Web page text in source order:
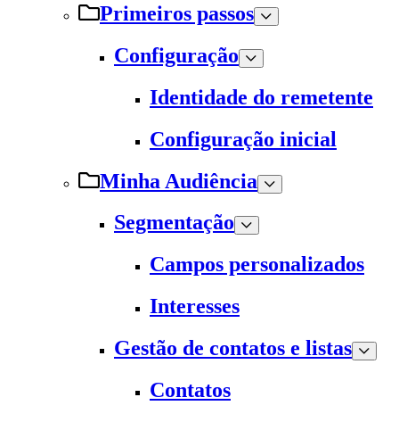
Primeiros passos
Configuração
Identidade do remetente
Configuração inicial
Minha Audiência
Segmentação
Campos personalizados
Interesses
Gestão de contatos e listas
Contatos